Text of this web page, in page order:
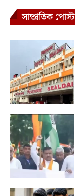
সাম্প্রতিক পোস্ট